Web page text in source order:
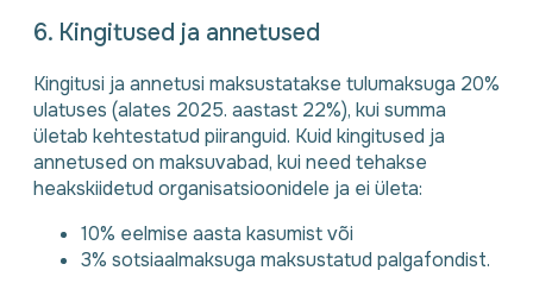
6. Kingitused ja annetused
Kingitusi ja annetusi maksustatakse tulumaksuga 20%
ulatuses (alates 2025. aastast 22%), kui summa
ületab kehtestatud piiranguid. Kuid kingitused ja
annetused on maksuvabad, kui need tehakse
heakskiidetud organisatsioonidele ja ei ületa:
10% eelmise aasta kasumist või
3% sotsiaalmaksuga maksustatud palgafondist.